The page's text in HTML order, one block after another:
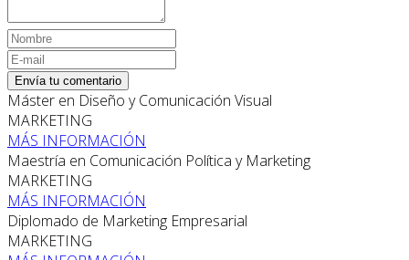
Envía tu comentario
Máster en Diseño y Comunicación Visual
MARKETING
MÁS INFORMACIÓN
Maestría en Comunicación Política y Marketing
MARKETING
MÁS INFORMACIÓN
Diplomado de Marketing Empresarial
MARKETING